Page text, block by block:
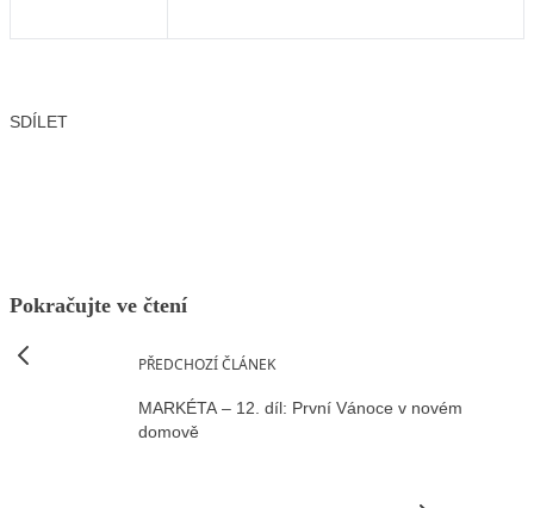
SDÍLET
Pokračujte ve čtení
PŘEDCHOZÍ ČLÁNEK
MARKÉTA – 12. díl: První Vánoce v novém
domově